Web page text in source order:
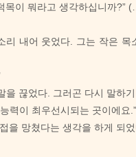
목이 뭐라고 생각하십니까?”
내어 웃었다. 그는 작은 목
끊었다. 그러곤 다시 말하기
력이 최우선시되는 곳이에요.”
을 망쳤다는 생각을 하게 되었